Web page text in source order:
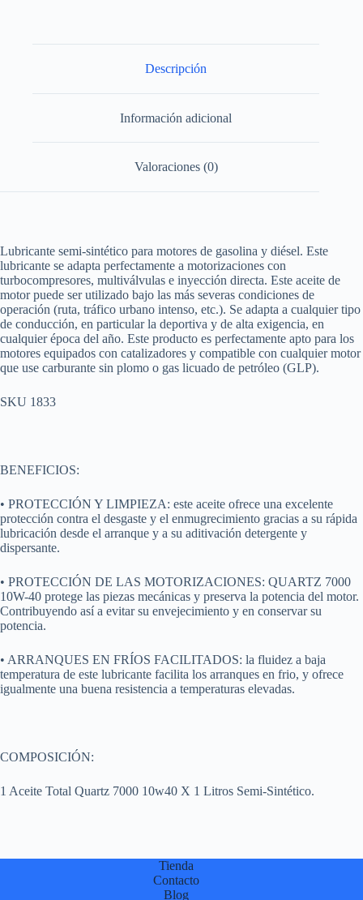
Descripción
Información adicional
Valoraciones (0)
Lubricante semi-sintético para motores de gasolina y diésel. Este
lubricante se adapta perfectamente a motorizaciones con
turbocompresores, multiválvulas e inyección directa. Este aceite de
motor puede ser utilizado bajo las más severas condiciones de
operación (ruta, tráfico urbano intenso, etc.). Se adapta a cualquier tipo
de conducción, en particular la deportiva y de alta exigencia, en
cualquier época del año. Este producto es perfectamente apto para los
motores equipados con catalizadores y compatible con cualquier motor
que use carburante sin plomo o gas licuado de petróleo (GLP).
SKU 1833
BENEFICIOS:
• PROTECCIÓN Y LIMPIEZA: este aceite ofrece una excelente
protección contra el desgaste y el enmugrecimiento gracias a su rápida
lubricación desde el arranque y a su aditivación detergente y
dispersante.
• PROTECCIÓN DE LAS MOTORIZACIONES: QUARTZ 7000
10W-40 protege las piezas mecánicas y preserva la potencia del motor.
Contribuyendo así a evitar su envejecimiento y en conservar su
potencia.
• ARRANQUES EN FRÍOS FACILITADOS: la fluidez a baja
temperatura de este lubricante facilita los arranques en frio, y ofrece
igualmente una buena resistencia a temperaturas elevadas.
COMPOSICIÓN:
1 Aceite Total Quartz 7000 10w40 X 1 Litros Semi-Sintético.
Tienda
Contacto
Blog